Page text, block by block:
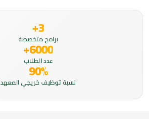
3+
برامج متخصصة
6000+
عدد الطلاب
90%
نسبة توظيف خريجي المعهد